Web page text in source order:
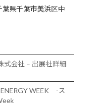
県千葉市美浜区中
式会社 – 出展社詳細
ENERGY WEEK -ス